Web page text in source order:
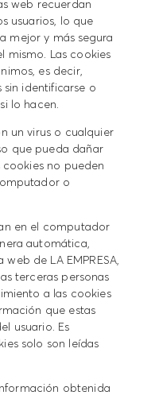
web recuerdan
usuarios, lo que
mejor y más segura
mismo. Las cookies
es decir,
sin identificarse o
lo hacen.
un virus o cualquier
que pueda dañar
cookies no pueden
o
en el computador
automática,
de LA EMPRESA,
terceras personas
a las cookies
que estas
usuario. Es
solo son leídas
obtenida